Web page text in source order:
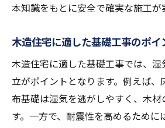
耐震性と安心を守る基礎工事
木造住宅に求められる安
愛知県の災害リスクに備
基礎工事で得られる長期
耐震基準クリアのため
本知識をもとに安全で確実な施工が
木造住宅に適した基礎工事のポイ
木造住宅に適した基礎工事では、
立がポイントとなります。例えば、
布基礎は湿気を逃がしやすく、木材
す。一方で、耐震性を高めるために